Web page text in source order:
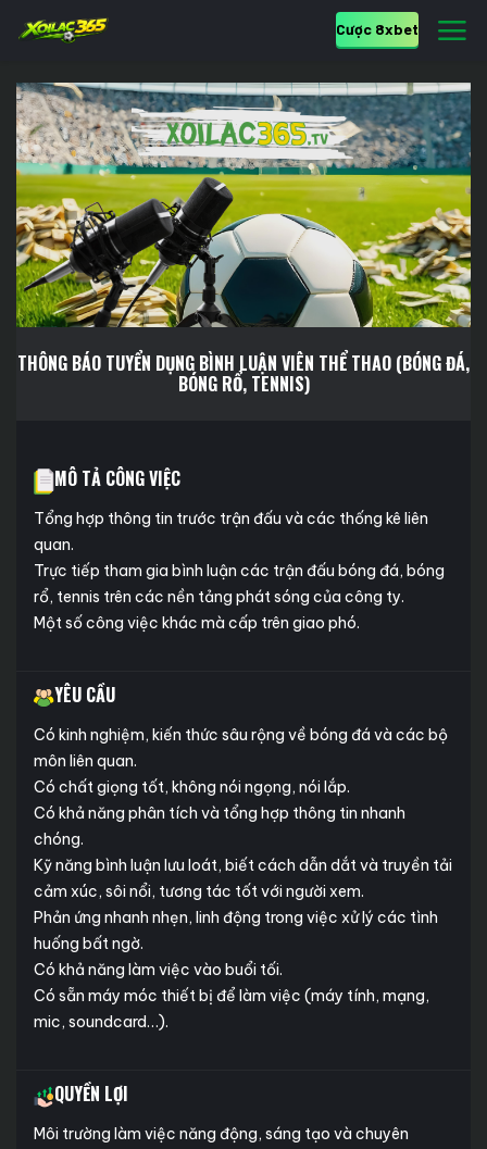
Cược 8xbet
THÔNG BÁO TUYỂN DỤNG BÌNH LUẬN VIÊN THỂ THAO (BÓNG ĐÁ,
BÓNG RỔ, TENNIS)
MÔ TẢ CÔNG VIỆC
Tổng hợp thông tin trước trận đấu và các thống kê liên
quan.
Trực tiếp tham gia bình luận các trận đấu bóng đá, bóng
rổ, tennis trên các nền tảng phát sóng của công ty.
Một số công việc khác mà cấp trên giao phó.
YÊU CẦU
Có kinh nghiệm, kiến thức sâu rộng về bóng đá và các bộ
môn liên quan.
Có chất giọng tốt, không nói ngọng, nói lắp.
Có khả năng phân tích và tổng hợp thông tin nhanh
chóng.
Kỹ năng bình luận lưu loát, biết cách dẫn dắt và truyền tải
cảm xúc, sôi nổi, tương tác tốt với người xem.
Phản ứng nhanh nhẹn, linh động trong việc xử lý các tình
huống bất ngờ.
Có khả năng làm việc vào buổi tối.
Có sẵn máy móc thiết bị để làm việc (máy tính, mạng,
mic, soundcard…).
QUYỀN LỢI
Môi trường làm việc năng động, sáng tạo và chuyên